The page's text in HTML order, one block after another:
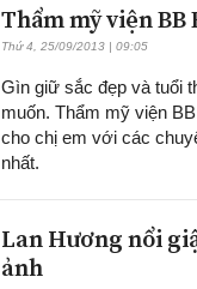
Thẩm mỹ viện
Thứ 4, 25/09/2013 | 09:05
Gìn giữ sắc đẹp và tuổi
muốn. Thẩm mỹ viện
cho chị em với các
nhất.
Lan Hương nổi
ảnh